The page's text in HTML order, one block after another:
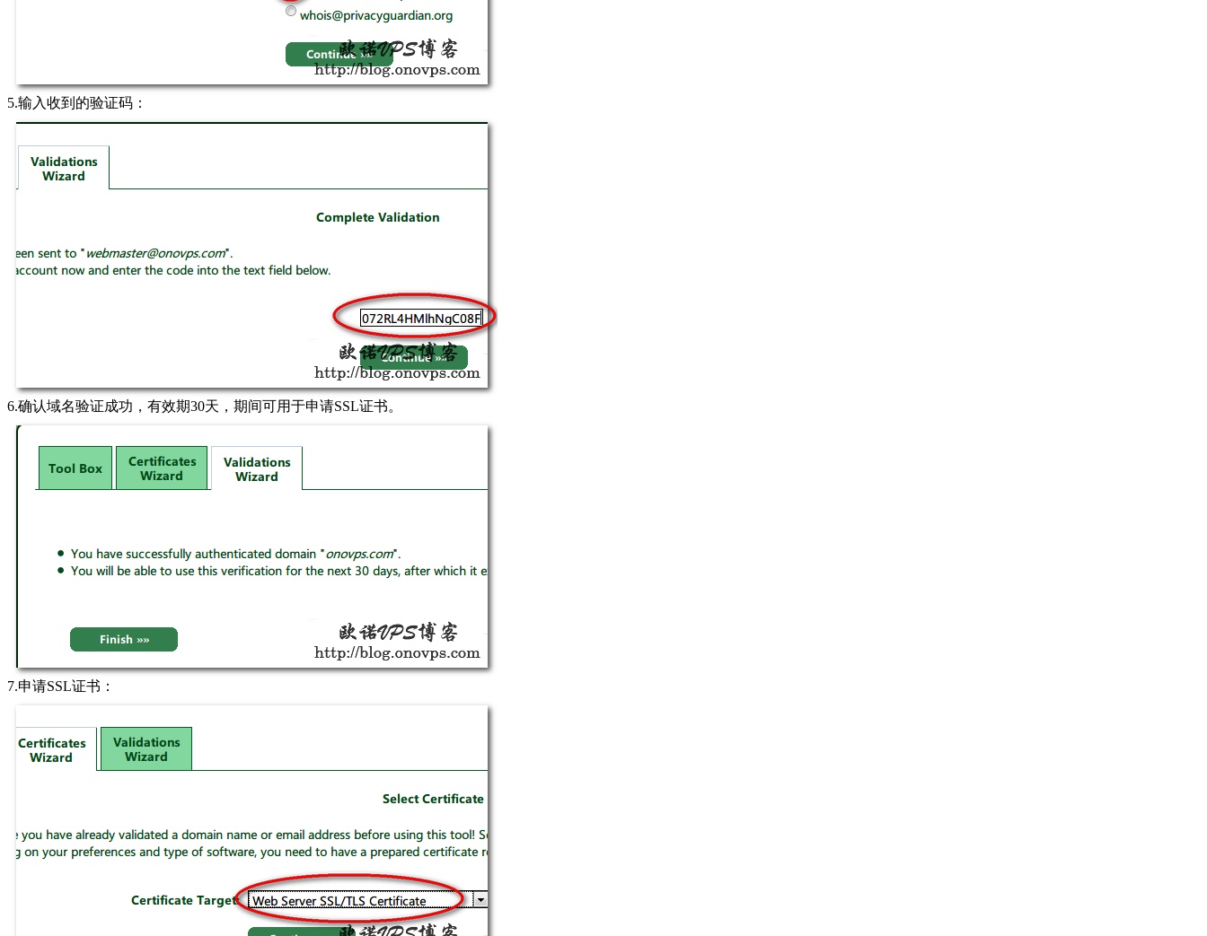
5.输入收到的验证码：
6.确认域名验证成功，有效期30天，期间可用于申请SSL证书。
7.申请SSL证书：